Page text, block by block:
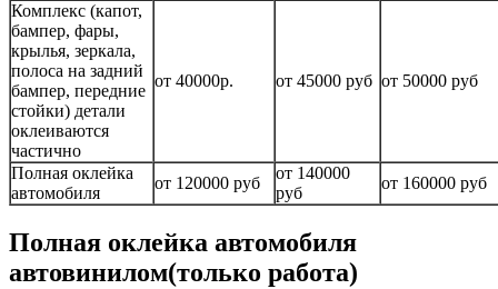
Комплекс (капот,
бампер, фары,
крылья, зеркала,
полоса на задний
бампер, передние
стойки) детали
оклеиваются
частично
от 40000р. от 45000 руб от 50000 руб
Полная оклейка
автомобиля
от 120000 руб
от 140000
руб
от 160000 руб
Полная оклейка автомобиля
автовинилом(только работа)